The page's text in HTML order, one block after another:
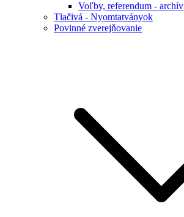
Voľby, referendum - archív
Tlačivá - Nyomtatványok
Povinné zverejňovanie